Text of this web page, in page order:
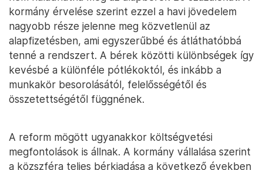
kormány érvelése szerint ezzel a havi jövedelem
nagyobb része jelenne meg közvetlenül az
alapfizetésben, ami egyszerűbbé és átláthatóbbá
tenné a rendszert. A bérek közötti különbségek így
kevésbé a különféle pótlékoktól, és inkább a
munkakör besorolásától, felelősségétől és
összetettségétől függnének.
A reform mögött ugyanakkor költségvetési
megfontolások is állnak. A kormány vállalása szerint
a közszféra teljes bérkiadása a következő években